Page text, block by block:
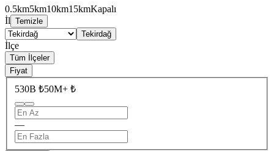
0.5km5km10km15kmKapalı
İl Temizle
Tekirdağ
İlçe
Tüm İlçeler
Fiyat
530B ₺50M+ ₺
—